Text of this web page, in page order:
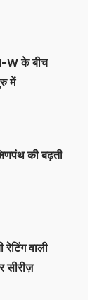
W के बीच
में
की बढ़ती
वाली
सीरीज़